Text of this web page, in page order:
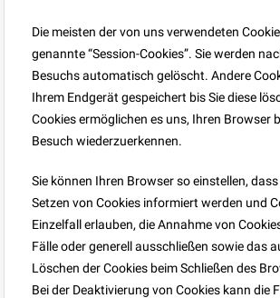
Die meisten der von uns verwendeten
genannte “Session-Cookies”. Sie werden
Besuchs automatisch gelöscht. Andere
Ihrem Endgerät gespeichert bis Sie diese
Cookies ermöglichen es uns, Ihren Browser
Besuch wiederzuerkennen.
Sie können Ihren Browser so einstellen,
Setzen von Cookies informiert werden und
Einzelfall erlauben, die Annahme von
Fälle oder generell ausschließen sowie das
Löschen der Cookies beim Schließen des
Bei der Deaktivierung von Cookies kann die